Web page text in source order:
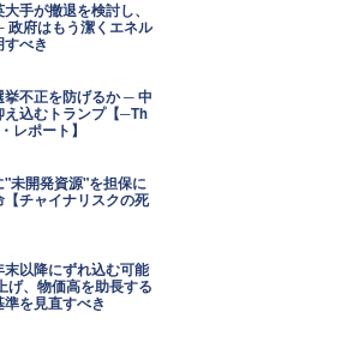
手が撤退を検討し、
政府はもう潔くエネル
べき
不正を防げるか ─ 中
込むトランプ【─Th
レポート】
未開発資源"を担保に
チャイナリスクの死
以降にずれ込む可能
げ、物価高を助長する
を見直すべき